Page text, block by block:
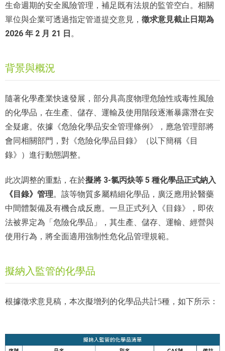
生命週期的安全風險管理，補足既有法規的監管空白。相關
單位與企業可透過指定管道提交意見， 徵求意見截止日期為
2026 年 2 月 21 日 。
背景與概況
隨著化學產業快速發展，部分具高度物理危險性或毒性風險
的化學品，在生產、儲存、運輸及使用階段逐漸暴露潛在安
全疑慮。依據《危險化學品安全管理條例》，應急管理部將
會同相關部門，對《危險化學品目錄》（以下簡稱《目
錄》）進行動態調整。
此次調整的重點，在於擬將 3-氯丙炔等 5 種化學品正式納入
《目錄》管理。該等物質多屬精細化學品，廣泛應用於醫藥
中間體製備及有機合成反應。一旦正式列入《目錄》，即依
法被界定為「危險化學品」，其生產、儲存、運輸、經營與
使用行為，將全面適用強制性危化品管理規範。
擬納入監管的化學品
根據徵求意見稿，本次擬增列的化學品共計5種，如下所示：